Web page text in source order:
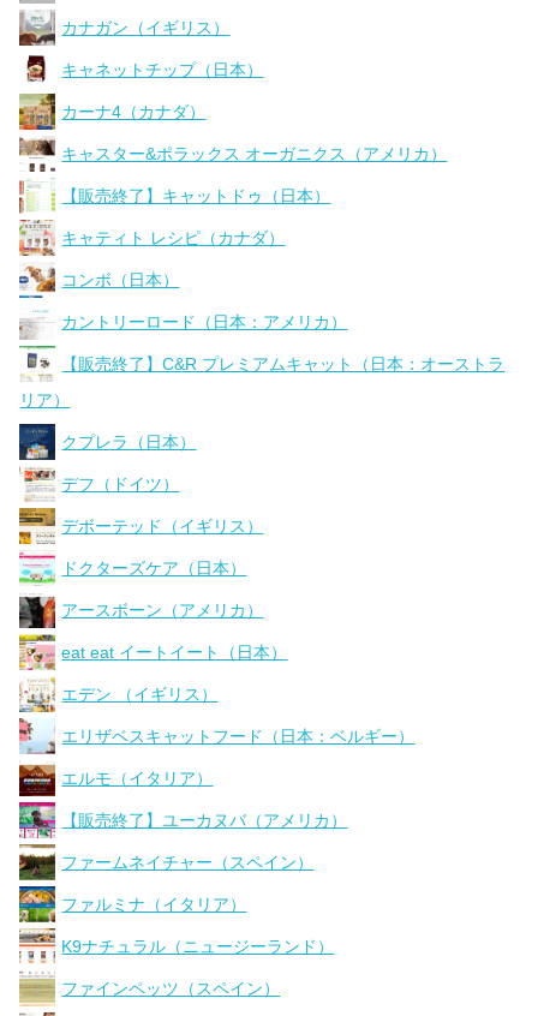
カナガン（イギリス）
キャネットチップ（日本）
カーナ4（カナダ）
キャスター&ポラックス オーガニクス（アメリカ）
【販売終了】キャットドゥ（日本）
キャティト レシピ（カナダ）
コンボ（日本）
カントリーロード（日本：アメリカ）
【販売終了】C&R プレミアムキャット（日本：オーストラ
リア）
クプレラ（日本）
デフ（ドイツ）
デボーテッド（イギリス）
ドクターズケア（日本）
アースボーン（アメリカ）
eat eat イートイート（日本）
エデン （イギリス）
エリザベスキャットフード（日本：ベルギー）
エルモ（イタリア）
【販売終了】ユーカヌバ（アメリカ）
ファームネイチャー（スペイン）
ファルミナ（イタリア）
K9ナチュラル（ニュージーランド）
ファインペッツ（スペイン）